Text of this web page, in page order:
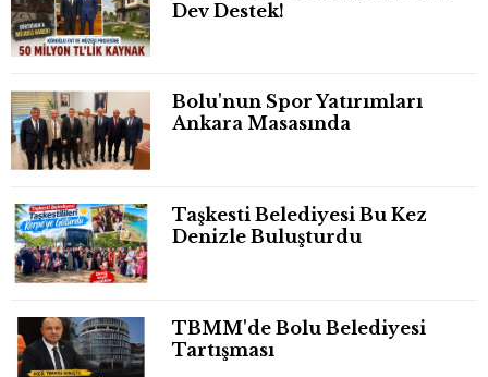
Dev Destek!
Bolu'nun Spor Yatırımları
Ankara Masasında
Taşkesti Belediyesi Bu Kez
Denizle Buluşturdu
TBMM'de Bolu Belediyesi
Tartışması